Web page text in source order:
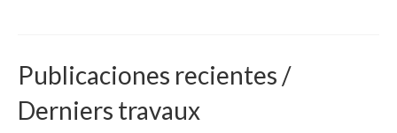
Publicaciones recientes /
Derniers travaux